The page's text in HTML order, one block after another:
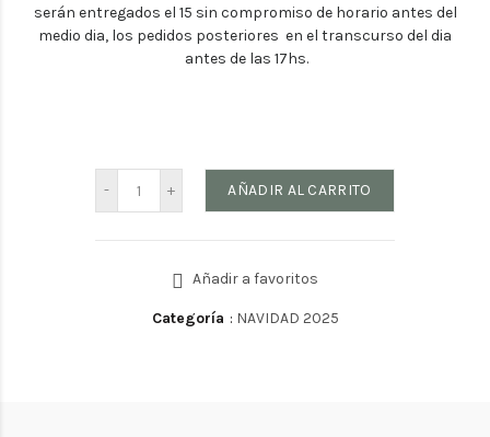
serán entregados el 15 sin compromiso de horario antes del
medio dia, los pedidos posteriores en el transcurso del dia
antes de las 17hs.
AÑADIR AL CARRITO
Añadir a favoritos
Categoría : NAVIDAD 2025